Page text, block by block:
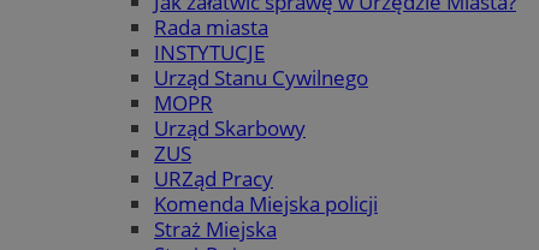
Rada miasta
INSTYTUCJE
Urząd Stanu Cywilnego
MOPR
Urząd Skarbowy
ZUS
URZąd Pracy
Komenda Miejska policji
Straż Miejska